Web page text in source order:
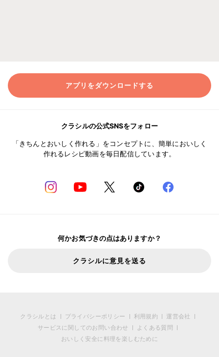
アプリをダウンロードする
クラシルの公式SNSをフォロー
「きちんとおいしく作れる」をコンセプトに、簡単においしく
作れるレシピ動画を毎日配信しています。
何かお気づきの点はありますか？
クラシルに意見を送る
クラシルとは プライバシーポリシー 利用規約
運営会社
サービスに関してのお問い合わせ
よくある質問
おいしく安全に料理を楽しむために